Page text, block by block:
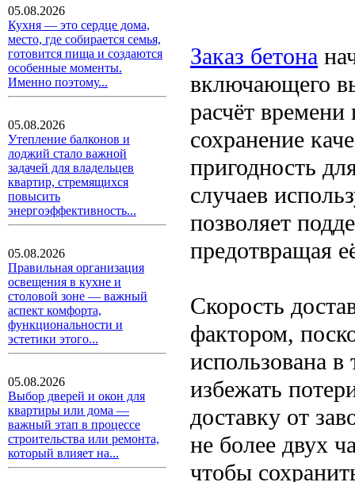
05.08.2026
Кухня — это сердце дома,
место, где собирается семья,
готовится пища и создаются
особенные моменты.
Именно поэтому...
05.08.2026
Утепление балконов и
лоджий стало важной
задачей для владельцев
квартир, стремящихся
повысить
энергоэффективность...
05.08.2026
Правильная организация
освещения в кухне и
столовой зоне — важный
аспект комфорта,
функциональности и
эстетики этого...
05.08.2026
Выбор дверей и окон для
квартиры или дома —
важный этап в процессе
строительства или ремонта,
который влияет на...
Заказ бетона
включающего
расчёт
сохранение
пригодность
случаев
позволяет
предотвращая
Скорость
фактором,
использована
избежать
доставку от
не более двух
чтобы